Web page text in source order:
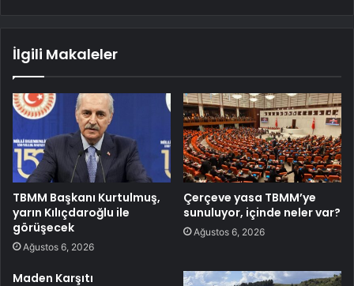
İlgili Makaleler
TBMM Başkanı Kurtulmuş,
yarın Kılıçdaroğlu ile
görüşecek
Ağustos 6, 2026
Çerçeve yasa TBMM’ye
sunuluyor, içinde neler var?
Ağustos 6, 2026
Maden Karşıtı